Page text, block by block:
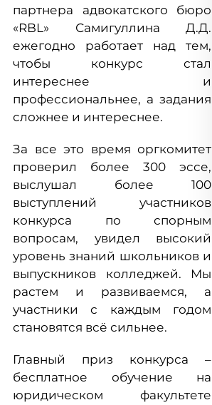
партнера адвокатского бюро
«RBL» Самигуллина Д.Д.
ежегодно работает над тем,
чтобы конкурс стал
интереснее и
профессиональнее, а задания
сложнее и интереснее.
За все это время оргкомитет
проверил более 300 эссе,
выслушал более 100
выступлений участников
конкурса по спорным
вопросам, увидел высокий
уровень знаний школьников и
выпускников колледжей. Мы
растем и развиваемся, а
участники с каждым годом
становятся всё сильнее.
Главный приз конкурса –
бесплатное обучение на
юридическом факультете